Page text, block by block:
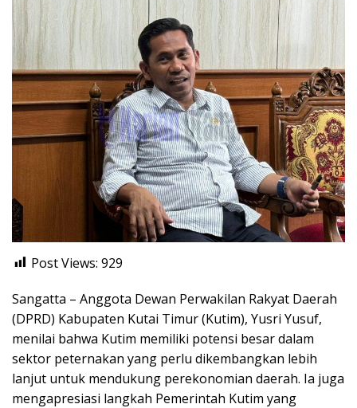
Post Views: 929
Sangatta – Anggota Dewan Perwakilan Rakyat Daerah
(DPRD) Kabupaten Kutai Timur (Kutim), Yusri Yusuf,
menilai bahwa Kutim memiliki potensi besar dalam
sektor peternakan yang perlu dikembangkan lebih
lanjut untuk mendukung perekonomian daerah. Ia juga
mengapresiasi langkah Pemerintah Kutim yang